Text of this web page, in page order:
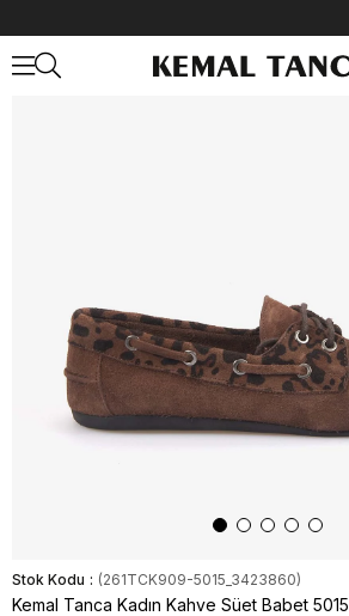
Stok Kodu (261TCK909-5015_3423860)
Kemal Tanca Kadın Kahve Süet Babet 5015